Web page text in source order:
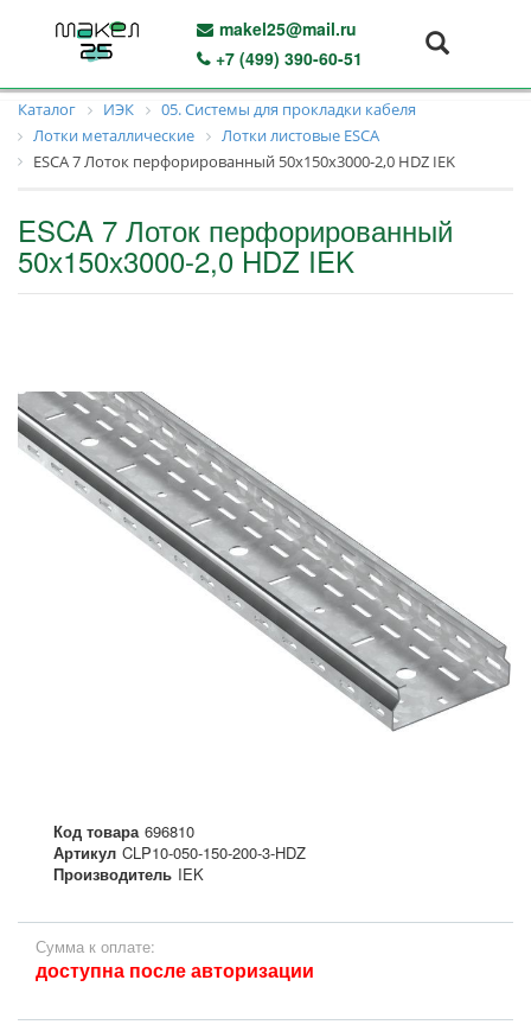
makel25@mail.ru
+7 (499) 390-60-51
Каталог ИЭК
05. Системы для прокладки кабеля
Лотки металлические
Лотки листовые ESCA
ESCA 7 Лоток перфорированный 50х150х3000-2,0 HDZ IEK
ESCA 7 Лоток перфорированный
50х150х3000-2,0 HDZ IEK
Код товара 696810
Артикул CLP10-050-150-200-3-HDZ
Производитель IEK
Сумма к оплате:
доступна после авторизации